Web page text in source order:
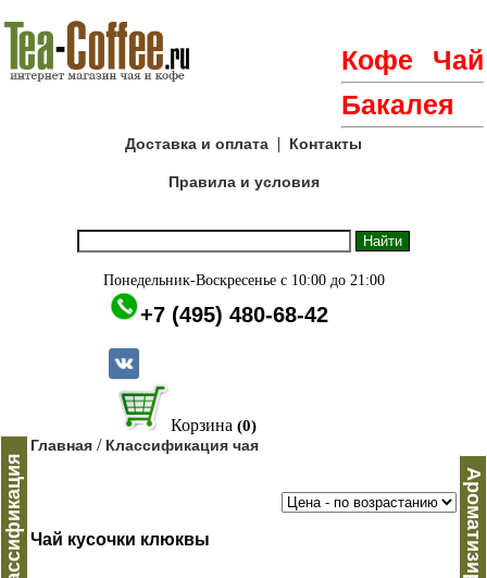
Кофе
Чай
Бакалея
Доставка и оплата | Контакты
Правила и условия
Понедельник-Воскресенье с 10:00 до 21:00
+7 (495) 480-68-42
Корзина (0)
Классификация
Главная / Классификация чая
Чай кусочки клюквы